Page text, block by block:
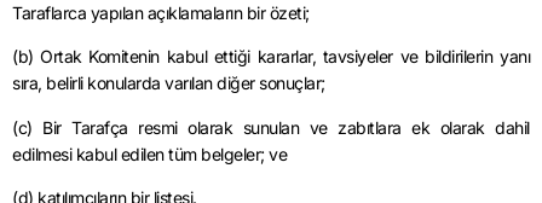
Taraflarca yapılan açıklamaların bir özeti;
(b) Ortak Komitenin kabul ettiği kararlar, tavsiyeler ve bildirilerin yanı
sıra, belirli konularda varılan diğer sonuçlar;
(c) Bir Tarafça resmi olarak sunulan ve zabıtlara ek olarak dahil
edilmesi kabul edilen tüm belgeler; ve
(d) katılımcıların bir listesi.